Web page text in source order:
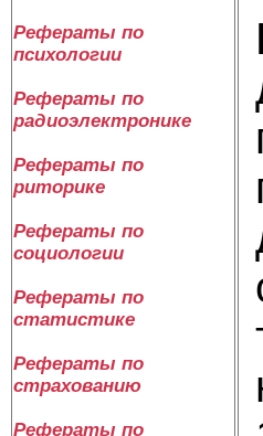
Рефераты по
психологии
Рефераты по
радиоэлектронике
Рефераты по
риторике
Рефераты по
социологии
Рефераты по
статистике
Рефераты по
страхованию
Рефераты по